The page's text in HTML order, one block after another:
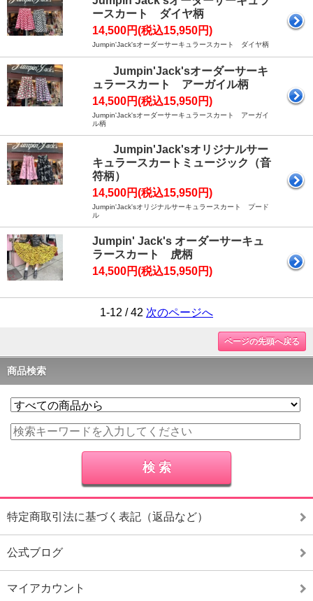
ースカート ダイヤ柄
14,500円(税込15,950円)
Jumpin'Jack'sオーダーサーキュラースカート ダイヤ柄
Jumpin'Jack'sオーダーサーキ
ュラースカート アーガイル柄
14,500円(税込15,950円)
Jumpin'Jack'sオーダーサーキュラースカート アーガイ
ル柄
Jumpin'Jack'sオリジナルサー
キュラースカートミュージック（音
符柄）
14,500円(税込15,950円)
Jumpin'Jack'sオリジナルサーキュラースカート プード
ル
Jumpin' Jack's オーダーサーキュ
ラースカート 虎柄
14,500円(税込15,950円)
1-12 / 42 次のページへ
ページの先頭へ戻る
商品検索
特定商取引法に基づく表記（返品など）
公式ブログ
マイアカウント